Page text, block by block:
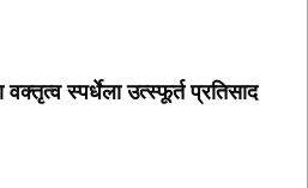
स्पर्धेला उत्स्फूर्त प्रतिसाद